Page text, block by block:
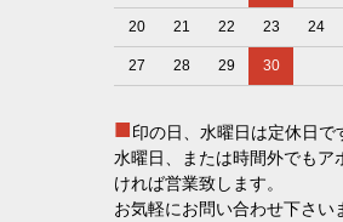
20 21 22 23 24
27 28 29 30
■印の日、水曜日は定休日で
水曜日、または時間外でもア
ければ営業致します。
お気軽にお問い合わせ下さい